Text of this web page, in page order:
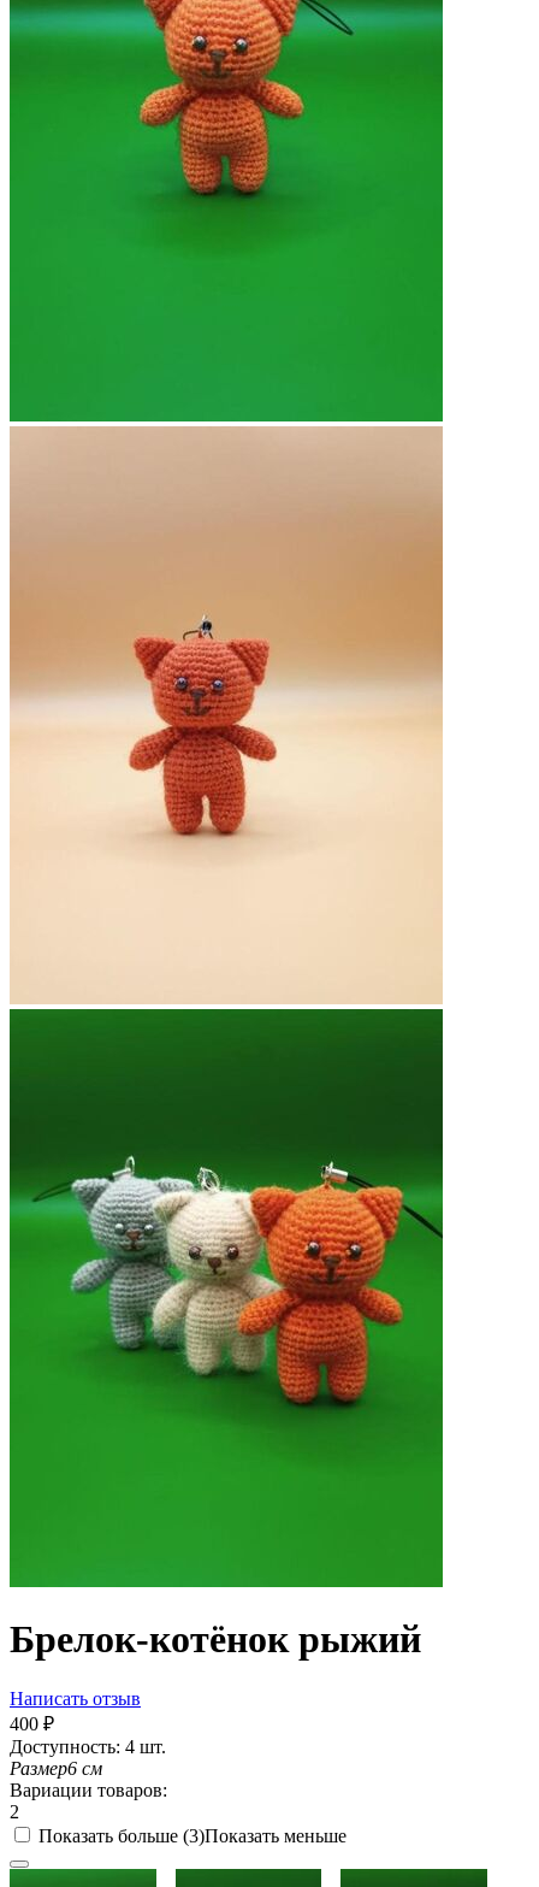
Брелок-котёнок рыжий
Написать отзыв
‍400‍ ₽
Доступность: 4 шт.
Размер6 см
Вариации товаров:
2
Показать больше (3)Показать меньше